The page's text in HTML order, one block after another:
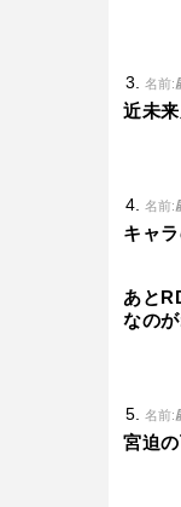
名前:
近未
名前:
キャ
あと
なの
名前:
宮迫